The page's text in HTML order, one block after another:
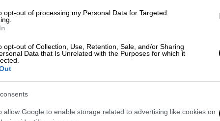
opt-out of processing my Personal Data for Targeted
opt-out of Collection, Use, Retention, Sale, and/or Sharing
Data that Is Unrelated with the Purposes for which it
allow Google to enable storage related to advertising like cookies on
του στα
μηνύματα υπέρ του
ακροδεξιού –
Deutschland [Εναλλακτική για τη
Παράλληλα δε δεν έχανε την
.
έρευνες σύμφωνα με τηBild,είναι πως ο
που του έγινε αμέσως μετά τη
όπως κάνναβη, οπιούχα, κοκαΐνη,